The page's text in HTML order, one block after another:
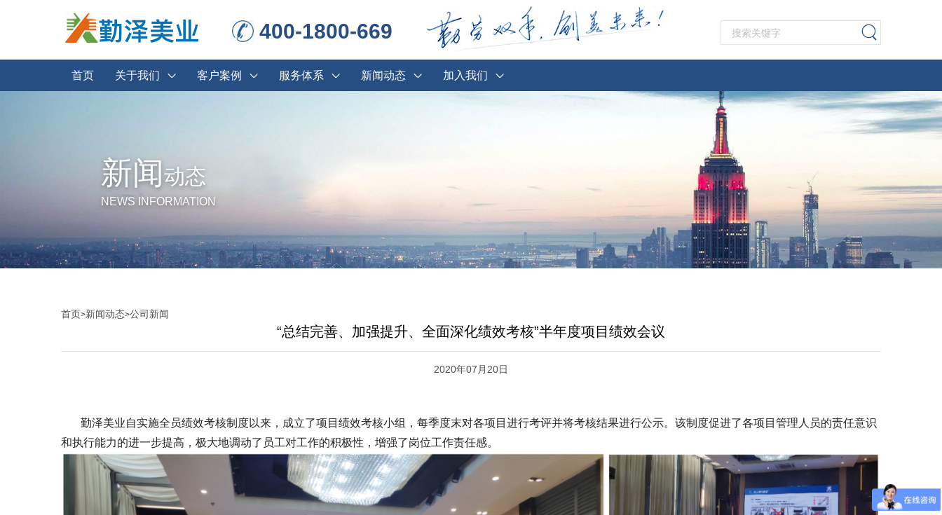
400-1800-669
首页 关于我们 客户案例 服务体系 新闻动态 加入我们
新闻动态
NEWS INFORMATION
首页>新闻动态>公司新闻
“总结完善、加强提升、全面深化绩效考核”半年度项目绩效会议
2020年07月20日
勤泽美业自实施全员绩效考核制度以来，成立了项目绩效考核小组，每季度末对各项目进行考评并将考核结果进行公示。该制度促进了各项目管理人员的责任意识
和执行能力的进一步提高，极大地调动了员工对工作的积极性，增强了岗位工作责任感。